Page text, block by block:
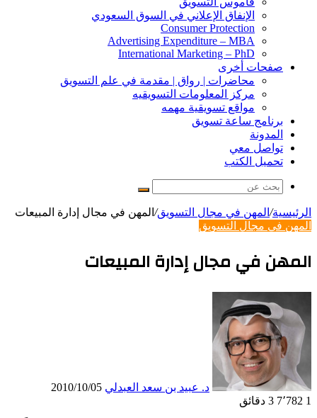
الإنفاق الإعلاني في السوق السعودي
Consumer Protection
Advertising Expenditure – MBA
International Marketing – PhD
صفحات أخرى
محاضرات | رواق | مقدمة في علم التسويق
مركز المعلومات التسويقيه
مواقع تسويقية مهمه
برنامج ساعة تسويق
المدونة
تواصل معي
تحميل الكتب
بحث
الرئيسية/ المهن في مجال التسويق/ المهن في مجال إدارة المبيعات
المهن في مجال التسويق
المهن في مجال إدارة المبيعات
د. عبيد بن سعد العبدلي 2010/10/05
1
3 دقائق